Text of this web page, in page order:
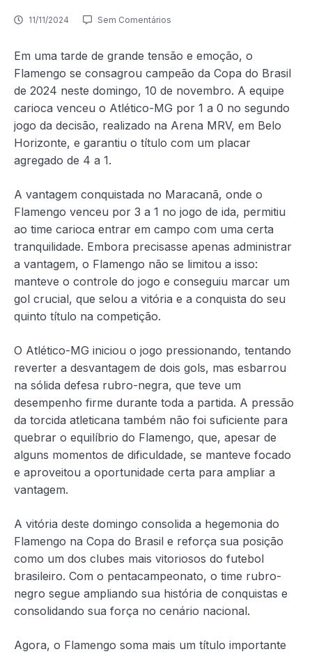
11/11/2024 Sem Comentários
Em uma tarde de grande tensão e emoção, o
Flamengo se consagrou campeão da Copa do Brasil
de 2024 neste domingo, 10 de novembro. A equipe
carioca venceu o Atlético-MG por 1 a 0 no segundo
jogo da decisão, realizado na Arena MRV, em Belo
Horizonte, e garantiu o título com um placar
agregado de 4 a 1.
A vantagem conquistada no Maracanã, onde o
Flamengo venceu por 3 a 1 no jogo de ida, permitiu
ao time carioca entrar em campo com uma certa
tranquilidade. Embora precisasse apenas administrar
a vantagem, o Flamengo não se limitou a isso:
manteve o controle do jogo e conseguiu marcar um
gol crucial, que selou a vitória e a conquista do seu
quinto título na competição.
O Atlético-MG iniciou o jogo pressionando, tentando
reverter a desvantagem de dois gols, mas esbarrou
na sólida defesa rubro-negra, que teve um
desempenho firme durante toda a partida. A pressão
da torcida atleticana também não foi suficiente para
quebrar o equilíbrio do Flamengo, que, apesar de
alguns momentos de dificuldade, se manteve focado
e aproveitou a oportunidade certa para ampliar a
vantagem.
A vitória deste domingo consolida a hegemonia do
Flamengo na Copa do Brasil e reforça sua posição
como um dos clubes mais vitoriosos do futebol
brasileiro. Com o pentacampeonato, o time rubro-
negro segue ampliando sua história de conquistas e
consolidando sua força no cenário nacional.
Agora, o Flamengo soma mais um título importante